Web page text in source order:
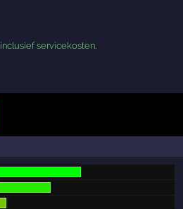
inclusief servicekosten